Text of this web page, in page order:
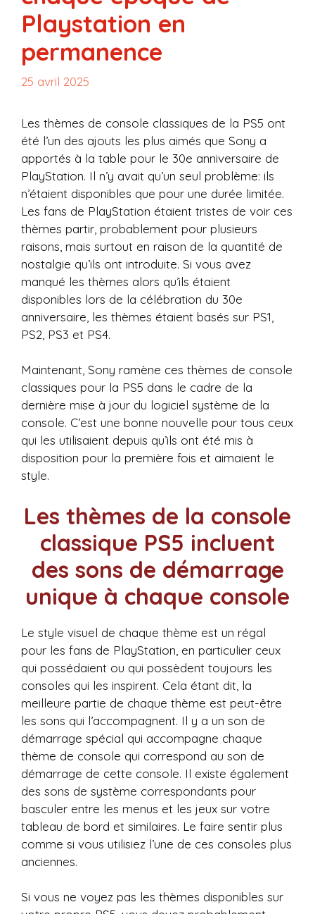
Playstation en
permanence
25 avril 2025
Les thèmes de console classiques de la PS5 ont
été l’un des ajouts les plus aimés que Sony a
apportés à la table pour le 30e anniversaire de
PlayStation. Il n’y avait qu’un seul problème: ils
n’étaient disponibles que pour une durée limitée.
Les fans de PlayStation étaient tristes de voir ces
thèmes partir, probablement pour plusieurs
raisons, mais surtout en raison de la quantité de
nostalgie qu’ils ont introduite. Si vous avez
manqué les thèmes alors qu’ils étaient
disponibles lors de la célébration du 30e
anniversaire, les thèmes étaient basés sur PS1,
PS2, PS3 et PS4.
Maintenant, Sony ramène ces thèmes de console
classiques pour la PS5 dans le cadre de la
dernière mise à jour du logiciel système de la
console. C’est une bonne nouvelle pour tous ceux
qui les utilisaient depuis qu’ils ont été mis à
disposition pour la première fois et aimaient le
style.
Les thèmes de la console
classique PS5 incluent
des sons de démarrage
unique à chaque console
Le style visuel de chaque thème est un régal
pour les fans de PlayStation, en particulier ceux
qui possédaient ou qui possèdent toujours les
consoles qui les inspirent. Cela étant dit, la
meilleure partie de chaque thème est peut-être
les sons qui l’accompagnent. Il y a un son de
démarrage spécial qui accompagne chaque
thème de console qui correspond au son de
démarrage de cette console. Il existe également
des sons de système correspondants pour
basculer entre les menus et les jeux sur votre
tableau de bord et similaires. Le faire sentir plus
comme si vous utilisiez l’une de ces consoles plus
anciennes.
Si vous ne voyez pas les thèmes disponibles sur